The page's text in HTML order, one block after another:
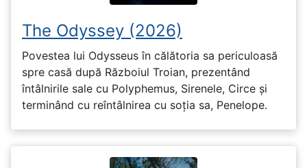
The Odyssey (2026)
Povestea lui Odysseus în călătoria sa periculoasă
spre casă după Războiul Troian, prezentând
întâlnirile sale cu Polyphemus, Sirenele, Circe și
terminând cu reîntâlnirea cu soția sa, Penelope.